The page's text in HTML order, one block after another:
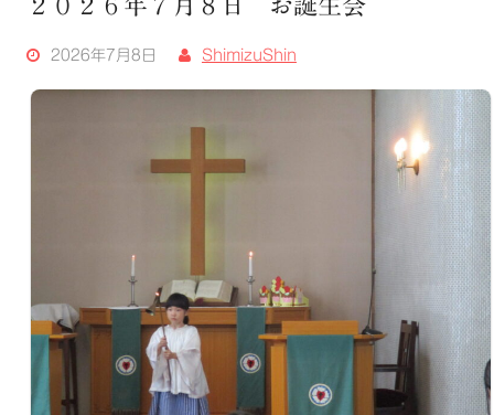
２０２６年７月８日 お誕生会
2026年7月8日 ShimizuShin